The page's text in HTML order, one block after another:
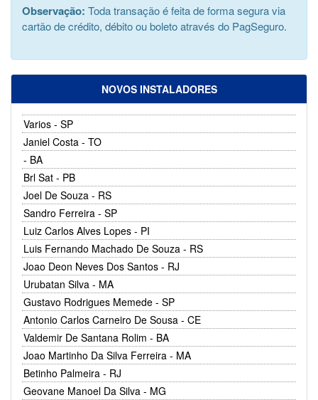
Observação: Toda transação é feita de forma segura via
cartão de crédito, débito ou boleto através do PagSeguro.
NOVOS INSTALADORES
Varios - SP
Janiel Costa - TO
- BA
Brl Sat - PB
Joel De Souza - RS
Sandro Ferreira - SP
Luiz Carlos Alves Lopes - PI
Luis Fernando Machado De Souza - RS
Joao Deon Neves Dos Santos - RJ
Urubatan Silva - MA
Gustavo Rodrigues Memede - SP
Antonio Carlos Carneiro De Sousa - CE
Valdemir De Santana Rolim - BA
Joao Martinho Da Silva Ferreira - MA
Betinho Palmeira - RJ
Geovane Manoel Da Silva - MG